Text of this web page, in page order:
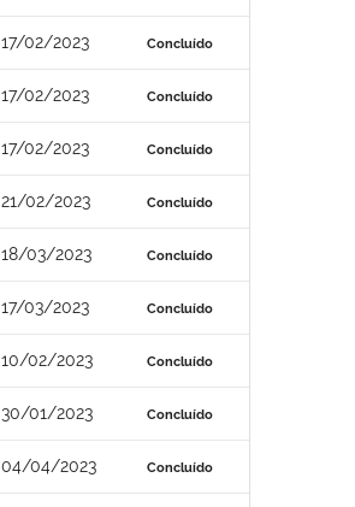
17/02/2023 Concluído
17/02/2023 Concluído
17/02/2023 Concluído
21/02/2023 Concluído
18/03/2023 Concluído
17/03/2023 Concluído
10/02/2023 Concluído
30/01/2023 Concluído
04/04/2023 Concluído